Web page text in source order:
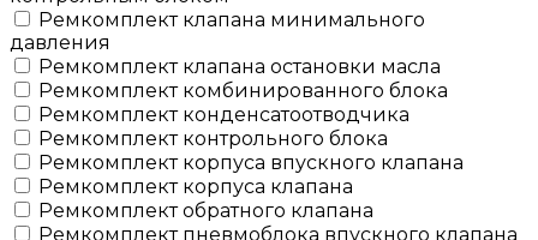
Ремкомплект клапана минимального
давления
Ремкомплект клапана остановки масла
Ремкомплект комбинированного блока
Ремкомплект конденсатоотводчика
Ремкомплект контрольного блока
Ремкомплект корпуса впускного клапана
Ремкомплект корпуса клапана
Ремкомплект обратного клапана
Ремкомплект пневмоблока впускного клапана